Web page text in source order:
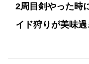
2周目剣やった時
イド狩りが美味過